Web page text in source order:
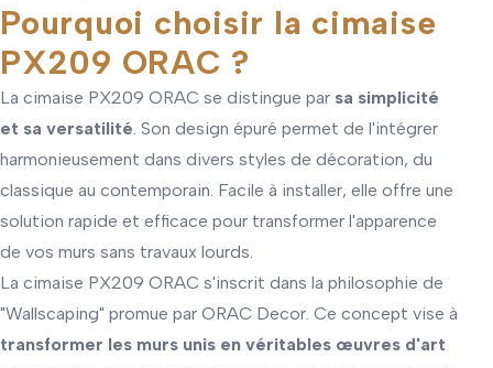
Pourquoi choisir la cimaise
PX209 ORAC ?
La cimaise PX209 ORAC se distingue par sa simplicité
et sa versatilité . Son design épuré permet de l'intégrer
harmonieusement dans divers styles de décoration, du
classique au contemporain. Facile à installer, elle offre une
solution rapide et efficace pour transformer l'apparence
de vos murs sans travaux lourds.
La cimaise PX209 ORAC s'inscrit dans la philosophie de
"Wallscaping" promue par ORAC Decor. Ce concept vise à
transformer les murs unis en véritables œuvres d'art